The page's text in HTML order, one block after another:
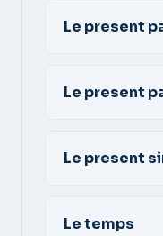
Le present
Le present
Le present
Le temps